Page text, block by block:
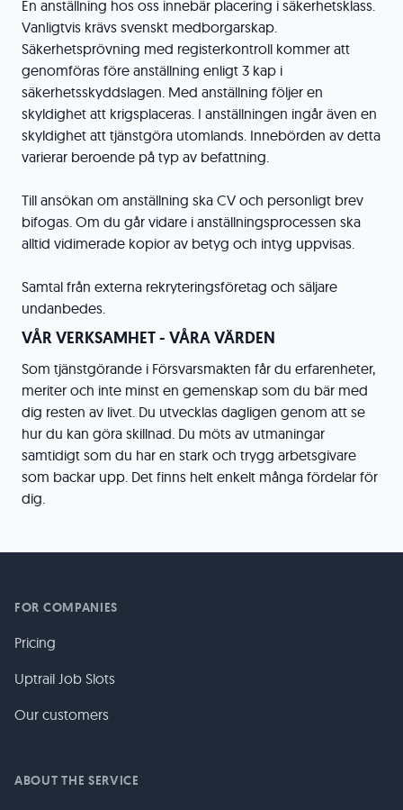
En anställning hos oss innebär placering i säkerhetsklass.
Vanligtvis krävs svenskt medborgarskap.
Säkerhetsprövning med registerkontroll kommer att
genomföras före anställning enligt 3 kap i
säkerhetsskyddslagen. Med anställning följer en
skyldighet att krigsplaceras. I anställningen ingår även en
skyldighet att tjänstgöra utomlands. Innebörden av detta
varierar beroende på typ av befattning.
Till ansökan om anställning ska CV och personligt brev
bifogas. Om du går vidare i anställningsprocessen ska
alltid vidimerade kopior av betyg och intyg uppvisas.
Samtal från externa rekryteringsföretag och säljare
undanbedes.
VÅR VERKSAMHET - VÅRA VÄRDEN
Som tjänstgörande i Försvarsmakten får du erfarenheter,
meriter och inte minst en gemenskap som du bär med
dig resten av livet. Du utvecklas dagligen genom att se
hur du kan göra skillnad. Du möts av utmaningar
samtidigt som du har en stark och trygg arbetsgivare
som backar upp. Det finns helt enkelt många fördelar för
dig.
FOR COMPANIES
Pricing
Uptrail Job Slots
Our customers
ABOUT THE SERVICE